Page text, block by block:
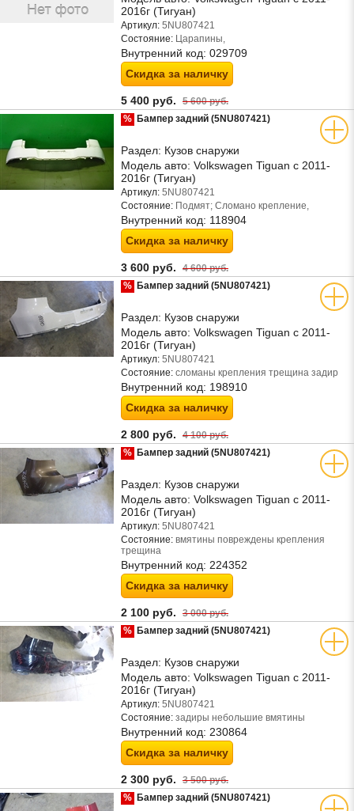
2016г (Тигуан)
Артикул: 5NU807421
Состояние: Царапины,
Внутренний код: 029709
Скидка за наличку
5 400 руб. 5 600 руб.
% Бампер задний (5NU807421)
Раздел: Кузов снаружи
Модель авто: Volkswagen Tiguan с 2011-
2016г (Тигуан)
Артикул: 5NU807421
Состояние: Подмят; Сломано крепление,
Внутренний код: 118904
Скидка за наличку
3 600 руб. 4 600 руб.
% Бампер задний (5NU807421)
Раздел: Кузов снаружи
Модель авто: Volkswagen Tiguan с 2011-
2016г (Тигуан)
Артикул: 5NU807421
Состояние: сломаны крепления трещина задир
Внутренний код: 198910
Скидка за наличку
2 800 руб. 4 100 руб.
% Бампер задний (5NU807421)
Раздел: Кузов снаружи
Модель авто: Volkswagen Tiguan с 2011-
2016г (Тигуан)
Артикул: 5NU807421
Состояние: вмятины повреждены крепления
трещина
Внутренний код: 224352
Скидка за наличку
2 100 руб. 3 000 руб.
% Бампер задний (5NU807421)
Раздел: Кузов снаружи
Модель авто: Volkswagen Tiguan с 2011-
2016г (Тигуан)
Артикул: 5NU807421
Состояние: задиры небольшие вмятины
Внутренний код: 230864
Скидка за наличку
2 300 руб. 3 500 руб.
% Бампер задний (5NU807421)